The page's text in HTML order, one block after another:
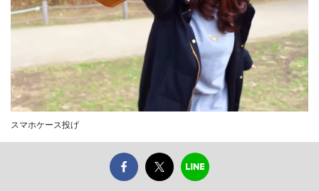
スマホケース投げ